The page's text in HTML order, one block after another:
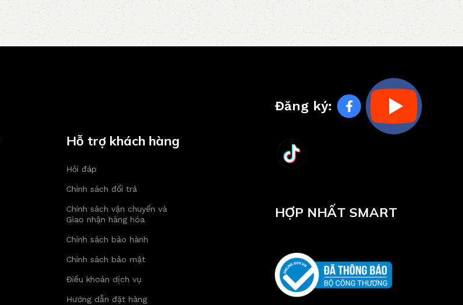
Hỗ trợ khách hàng
Hỏi đáp
Chính sách đổi trả
Chính sách vận chuyển và
Giao nhận hàng hóa
Chính sách bảo hành
Chính sách bảo mật
Điều khoản dịch vụ
Hướng dẫn đặt hàng
Đăng ký:
HỢP NHẤT SMART